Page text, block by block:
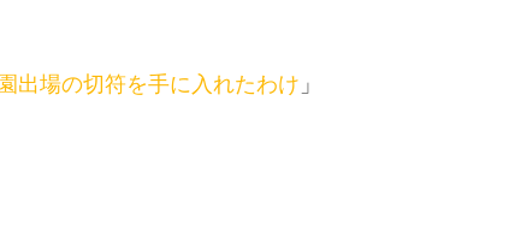
出場の切符を手に入れたわけ 」